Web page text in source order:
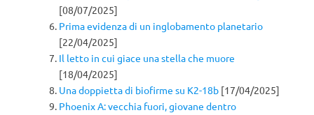
[08/07/2025]
Prima evidenza di un inglobamento planetario
[22/04/2025]
Il letto in cui giace una stella che muore
[18/04/2025]
Una doppietta di biofirme su K2-18b [17/04/2025]
Phoenix A: vecchia fuori, giovane dentro